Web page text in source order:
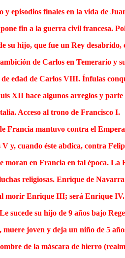
episodios finales en la vida de
fin a la guerra civil francesa.
su hijo, que fue un Rey desabrido,
de Carlos en Temerario y
edad de Carlos VIII. Ínfulas
XII hace algunos arreglos y
Acceso al trono de Francisco I.
Francia mantuvo contra el
cuando éste abdica, contra
en Francia en tal época. La
religiosas. Enrique de Navarra
morir Enrique III; será Enrique
sucede su hijo de 9 años bajo
joven y deja un niño de 5
de la máscara de hierro